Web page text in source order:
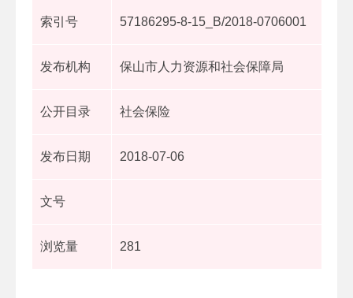
索引号 57186295-8-15_B/2018-0706001
发布机构 保山市人力资源和社会保障局
公开目录 社会保险
发布日期 2018-07-06
文号
浏览量 281